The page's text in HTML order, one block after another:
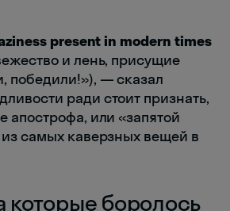
present in modern times
и лень, присущие
победили!»), — сказал
ради стоит признать,
апострофа, или «запятой
самых каверзных вещей в
которые боролось